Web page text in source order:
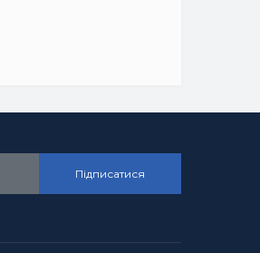
Підписатися